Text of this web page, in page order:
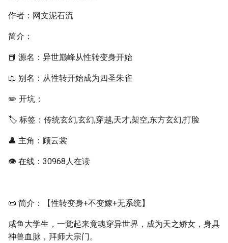
作者：网文泥石流
简介：
📕 源名：异世巅峰从性转变身开始
📖 别名：从性转开始成为四圣朱雀
✏️ 开坑：
🏷️ 标签：传统玄幻,玄幻,穿越,天才,架空,东方玄幻,打脸
👤 主角：顾云裳
👁️ 在线：30968人在读
📜 简介：【性转变身+不变嫁+无系统】
咸鱼大学生，一觉起来竟魂穿异世界，成为天之娇女，身具
神兽血脉，拜师大宗门。